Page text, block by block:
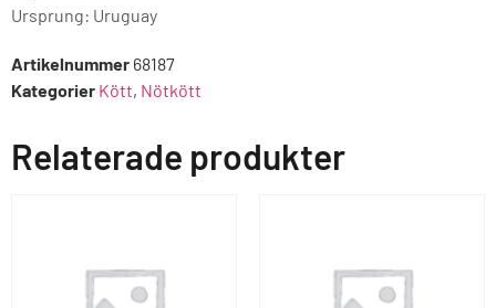
Ursprung: Uruguay
Artikelnummer 68187
Kategorier Kött, Nötkött
Relaterade produkter